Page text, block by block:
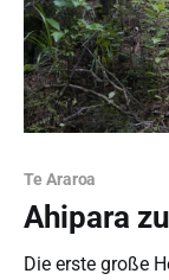
Te Araroa
Ahipara
Die erste große